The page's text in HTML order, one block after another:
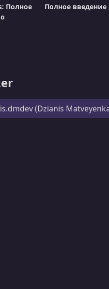
Полное
Полное
(Dzianis